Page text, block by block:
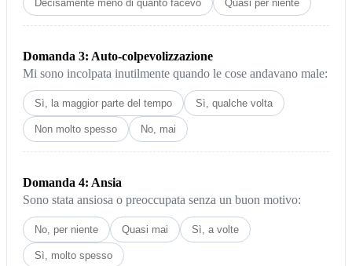
Decisamente meno di quanto facevo Quasi per niente
Domanda 3: Auto-colpevolizzazione
Mi sono incolpata inutilmente quando le cose andavano male:
Sì, la maggior parte del tempo Sì, qualche volta
Non molto spesso No, mai
Domanda 4: Ansia
Sono stata ansiosa o preoccupata senza un buon motivo:
No, per niente Quasi mai Sì, a volte
Sì, molto spesso